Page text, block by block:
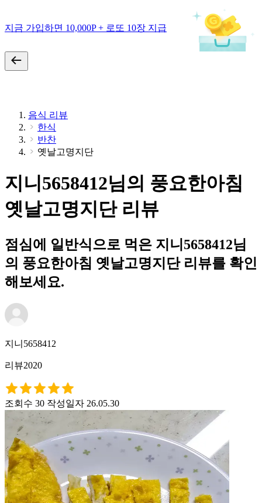
지금 가입하면 10,000P + 로또 10장 지급
음식 리뷰
한식
반찬
옛날고명지단
지니5658412님의 풍요한아침
옛날고명지단 리뷰
점심에 일반식으로 먹은 지니5658412님
의 풍요한아침 옛날고명지단 리뷰를 확인
해보세요.
지니5658412
리뷰2020
조회수 30 작성일자 26.05.30